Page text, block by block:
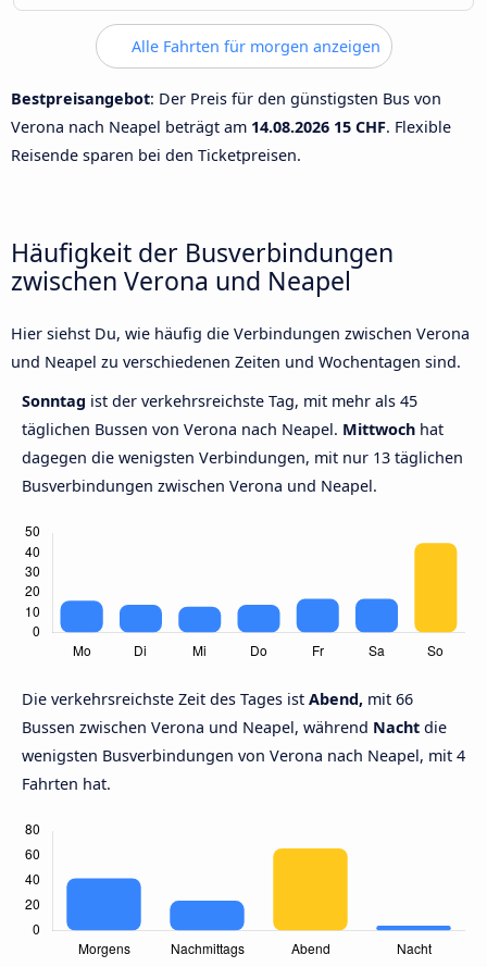
Alle Fahrten für morgen anzeigen
Bestpreisangebot: Der Preis für den günstigsten Bus von
Verona nach Neapel beträgt am 14.08.2026 15 CHF. Flexible
Reisende sparen bei den Ticketpreisen.
Häufigkeit der Busverbindungen
zwischen Verona und Neapel
Hier siehst Du, wie häufig die Verbindungen zwischen Verona
und Neapel zu verschiedenen Zeiten und Wochentagen sind.
Sonntag ist der verkehrsreichste Tag, mit mehr als 45
täglichen Bussen von Verona nach Neapel. Mittwoch hat
dagegen die wenigsten Verbindungen, mit nur 13 täglichen
Busverbindungen zwischen Verona und Neapel.
Die verkehrsreichste Zeit des Tages ist Abend, mit 66
Bussen zwischen Verona und Neapel, während Nacht die
wenigsten Busverbindungen von Verona nach Neapel, mit 4
Fahrten hat.